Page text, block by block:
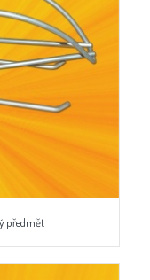
předmět